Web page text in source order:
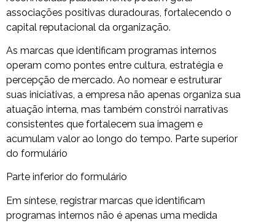
associações positivas duradouras, fortalecendo o
capital reputacional da organização.
As marcas que identificam programas internos
operam como pontes entre cultura, estratégia e
percepção de mercado. Ao nomear e estruturar
suas iniciativas, a empresa não apenas organiza sua
atuação interna, mas também constrói narrativas
consistentes que fortalecem sua imagem e
acumulam valor ao longo do tempo. Parte superior
do formulário
Parte inferior do formulário
Em síntese, registrar marcas que identificam
programas internos não é apenas uma medida